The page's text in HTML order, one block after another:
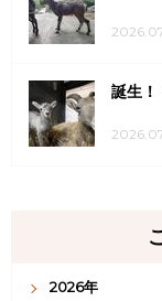
誕生！
2026年